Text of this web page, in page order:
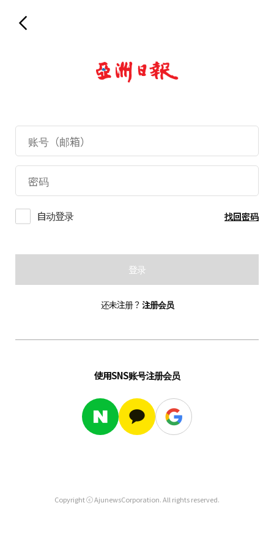
自动登录 找回密码
登录
还未注册？ 注册会员
使用SNS账号注册会员
Copyright ⓒ AjunewsCorporation. All rights reserved.